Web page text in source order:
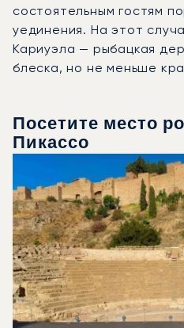
состоятельным гостям
уединения. На этот
Кариуэла — рыбацкая
блеска, но не меньше
Посетите место
Пикассо